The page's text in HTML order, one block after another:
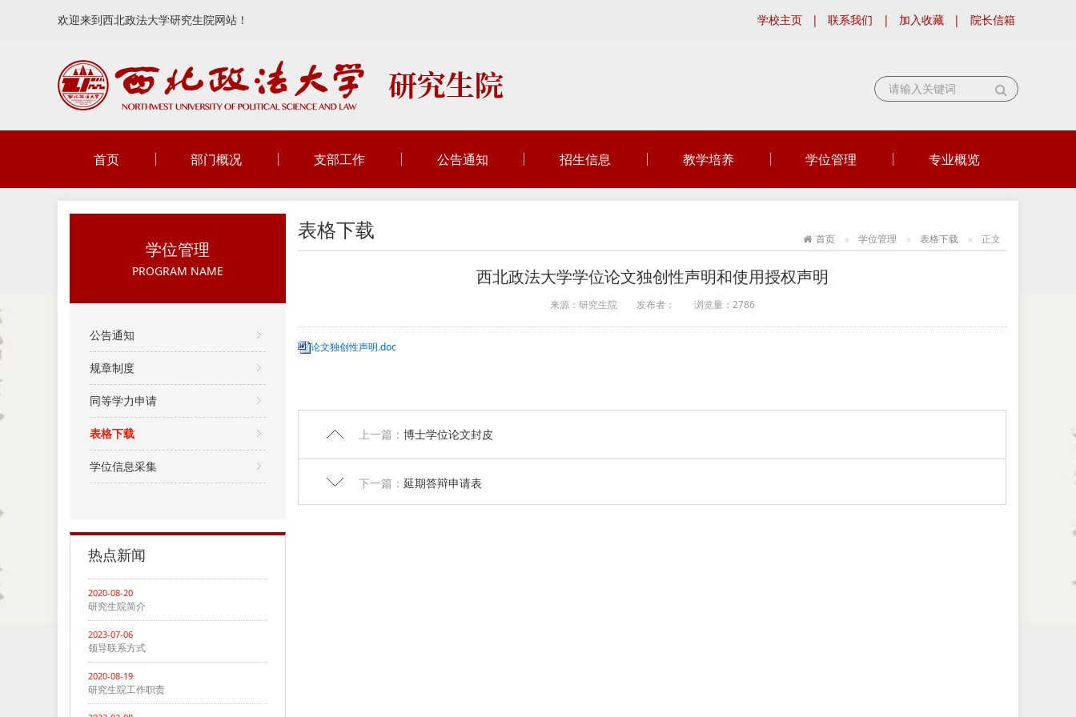
欢迎来到西北政法大学研究生院网站！ 学校主页 | 联系我们 | 加入收藏 | 院长信箱
首页 部门概况 支部工作 公告通知 招生信息 教学培养 学位管理 专业概览
学位管理
PROGRAM NAME
公告通知
规章制度
同等学力申请
表格下载
学位信息采集
热点新闻
2020-08-20
研究生院简介
2023-07-06
领导联系方式
2020-08-19
研究生院工作职责
首页 学位管理 表格下载 正文
表格下载
西北政法大学学位论文独创性声明和使用授权声明
来源：研究生院 发布者： 浏览量： 2786
论文独创性声明.doc
上一篇： 博士学位论文封皮
下一篇： 延期答辩申请表